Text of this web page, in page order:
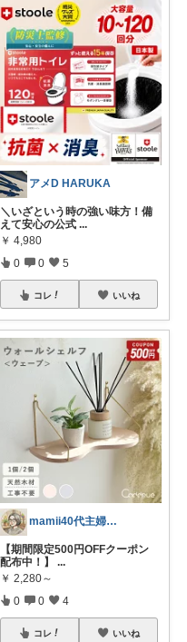
アメD HARUKA
＼いざという時の強い味方！備
えて安心の公式 ...
￥ 4,980
0 0 5
コレ いいね
mamii40代主婦の心地いい暮らし
【期間限定500円OFFクーポン
配布中！】
...
￥ 2,280～
0 0 4
コレ いいね